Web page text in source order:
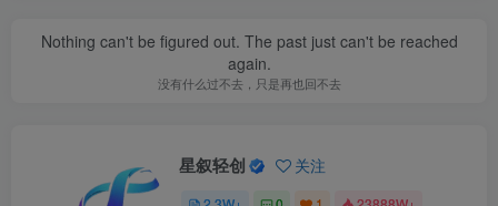
Nothing can't be figured out. The past just can't be reached
again.
没有什么过不去，只是再也回不去
星叙轻创 关注